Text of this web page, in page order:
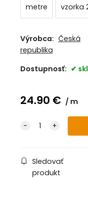
metre
vzorka
Výrobca: Česká
republika
Dostupnosť:
24.90 € m
Sledovať
produkt